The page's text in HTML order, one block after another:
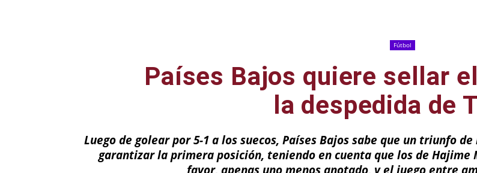
Fútbol
Países Bajos quiere sellar
la despedida de
Luego de golear por 5-1 a los suecos, Países Bajos sabe que un triunfo
garantizar la primera posición, teniendo en cuenta que los de